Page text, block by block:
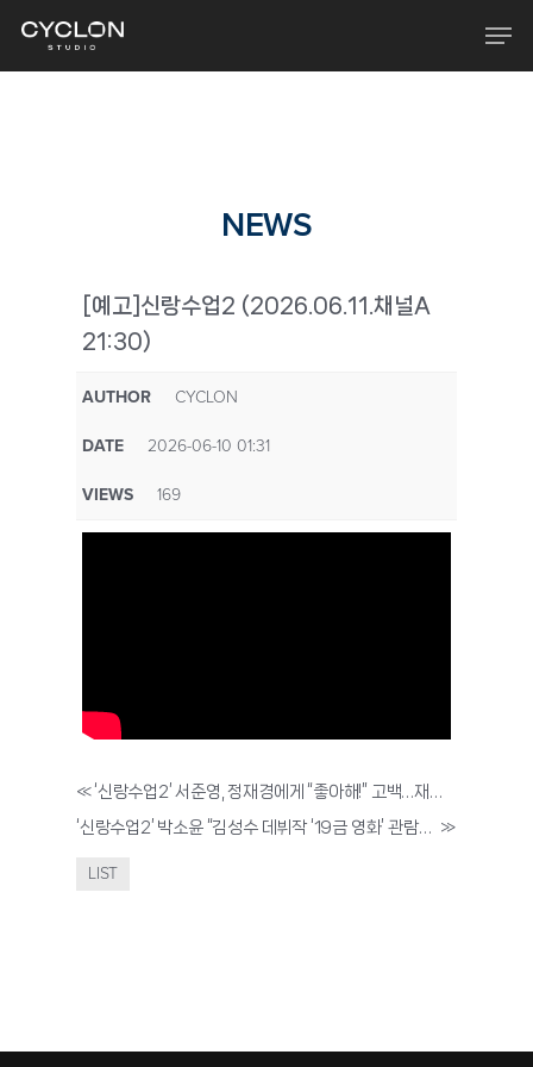
main
NEWS
[예고]신랑수업2 (2026.06.11.채널A
21:30)
AUTHOR
CYCLON
DATE
2026-06-10 01:31
VIEWS
169
«
‘신랑수업2’ 서준영, 정재경에게 “좋아해!” 고백…재경 질문의 ‘워딩’ 두고 첫 다툼
‘신랑수업2’ 박소윤 “김성수 데뷔작 ‘19금 영화’ 관람…끝까지 보기 힘들었어” 솔직 고백 »
LIST